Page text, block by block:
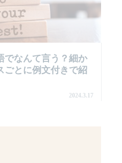
でなんて言う？細か
ごとに例文付きで紹
2024.3.17